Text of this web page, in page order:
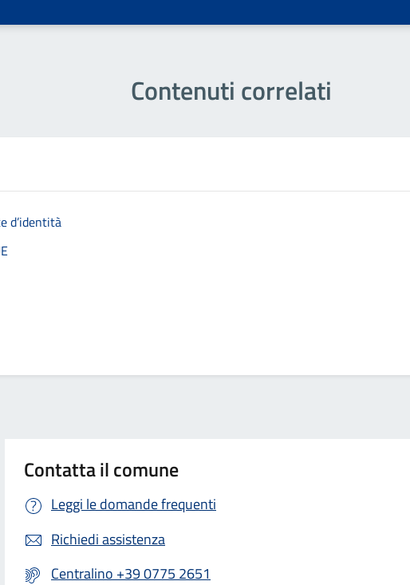
Contenuti correlati
d’identità
Contatta il comune
Leggi le domande frequenti
Richiedi assistenza
Centralino +39 0775 2651